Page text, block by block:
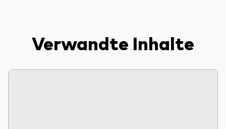
Verwandte Inhalte